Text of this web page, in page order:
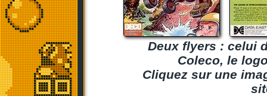
Deux flyers : celui
Coleco, le
Cliquez sur une